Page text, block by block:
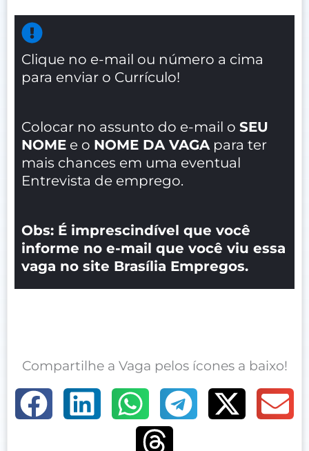
Clique no e-mail ou número a cima
para enviar o Currículo!
Colocar no assunto do e-mail o SEU
NOME e o NOME DA VAGA para ter
mais chances em uma eventual
Entrevista de emprego.
Obs: É imprescindível que você
informe no e-mail que você viu essa
vaga no site Brasília Empregos.
Compartilhe a Vaga pelos ícones a baixo!